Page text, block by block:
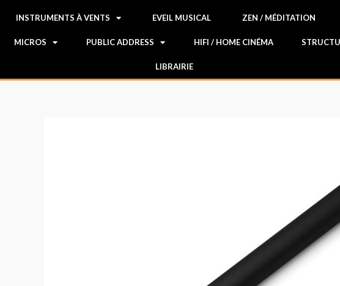
INSTRUMENTS À VENTS EVEIL MUSICAL ZEN / MÉDITATION
MICROS PUBLIC ADDRESS HIFI / HOME CINÉMA
LIBRAIRIE